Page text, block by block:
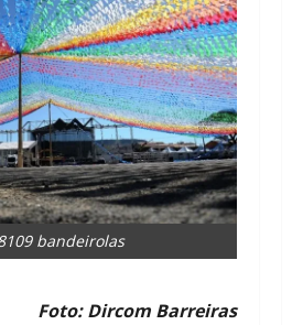
bandeirolas
Foto: Dircom Barreiras